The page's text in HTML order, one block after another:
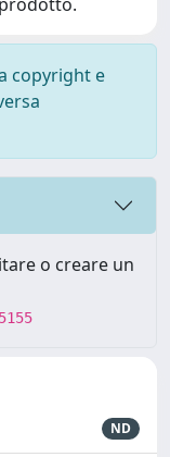
copyright e
o creare un
ND